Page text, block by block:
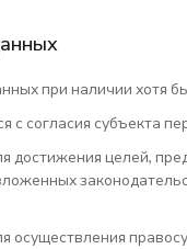
при наличии хотя
согласия субъекта
достижения целей,